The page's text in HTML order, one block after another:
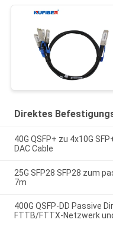
Direktes
40G QSFP+ zu 4x10G
DAC Cable
25G SFP28 SFP28 zum
7m
400G QSFP-DD Passive
FTTB/FTTX-Netzwerk